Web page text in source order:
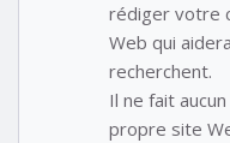
rédiger votre
Web qui
recherchent.
Il ne fait
propre site